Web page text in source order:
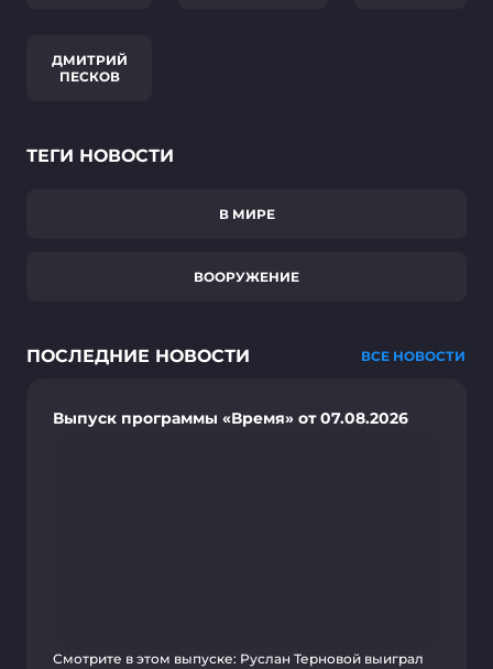
ДМИТРИЙ
ПЕСКОВ
ТЕГИ НОВОСТИ
В МИРЕ
ВООРУЖЕНИЕ
ПОСЛЕДНИЕ НОВОСТИ ВСЕ НОВОСТИ
Выпуск программы «Время» от 07.08.2026
Смотрите в этом выпуске: Руслан Терновой выиграл